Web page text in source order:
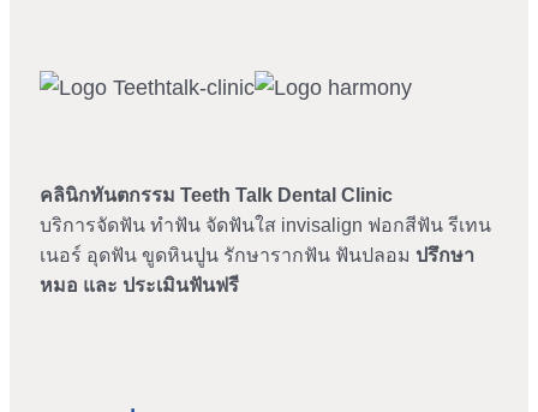
คลินิกทันตกรรม Teeth Talk Dental Clinic
บริการจัดฟัน ทำฟัน จัดฟันใส invisalign ฟอกสีฟัน รีเทน
เนอร์ อุดฟัน ขูดหินปูน รักษารากฟัน ฟันปลอม ปรึกษา
หมอ และ ประเมินฟันฟรี